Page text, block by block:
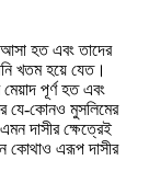
আসা হত এবং তাদের
খতম হয়ে যেত।
পূর্ণ হত এবং
যে-কোনও মুসলিমের
দাসীর ক্ষেত্রেই
কোথাও এরূপ দাসীর